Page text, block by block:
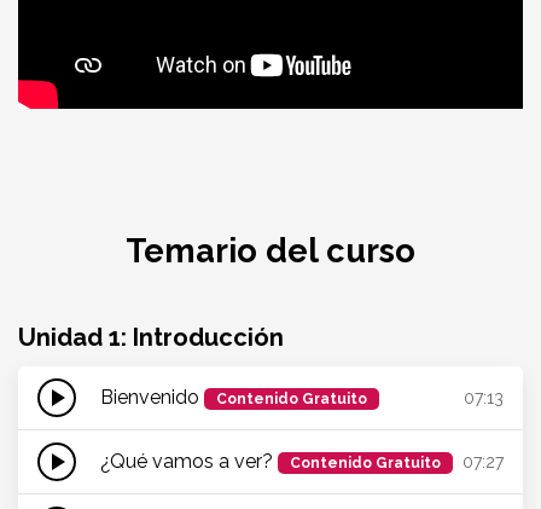
Temario del curso
Unidad 1: Introducción
play_arrow Bienvenido Contenido Gratuito 07:13
play_arrow ¿Qué vamos a ver? Contenido Gratuito 07:27